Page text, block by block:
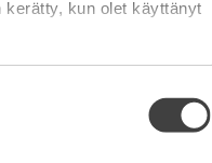
kerätty, kun olet käyttänyt
esimerkkejä
tapahtuu kun sinun